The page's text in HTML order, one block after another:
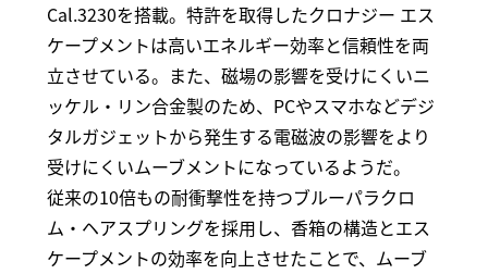
Cal.3230を搭載。特許を取得したクロナジー エス
ケープメントは高いエネルギー効率と信頼性を両
立させている。また、磁場の影響を受けにくいニ
ッケル・リン合金製のため、PCやスマホなどデジ
タルガジェットから発生する電磁波の影響をより
受けにくいムーブメントになっているようだ。
従来の10倍もの耐衝撃性を持つブルーパラクロ
ム・ヘアスプリングを採用し、香箱の構造とエス
ケープメントの効率を向上させたことで、ムーブ